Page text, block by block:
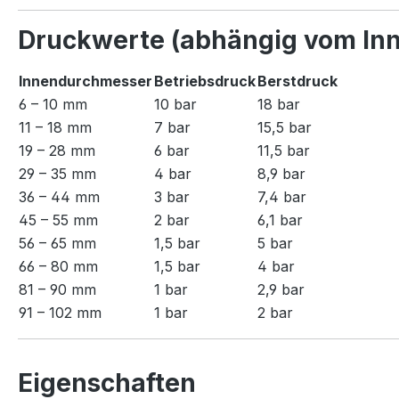
Druckwerte (abhängig vom
Innendurchmesser BetriebsdruckBerstdruck
6 – 10 mm
10 bar
18 bar
11 – 18 mm
7 bar
15,5 bar
19 – 28 mm
6 bar
11,5 bar
29 – 35 mm
4 bar
8,9 bar
36 – 44 mm
3 bar
7,4 bar
45 – 55 mm
2 bar
6,1 bar
56 – 65 mm
1,5 bar
5 bar
66 – 80 mm
1,5 bar
4 bar
81 – 90 mm
1 bar
2,9 bar
91 – 102 mm
1 bar 2 bar
Eigenschaften